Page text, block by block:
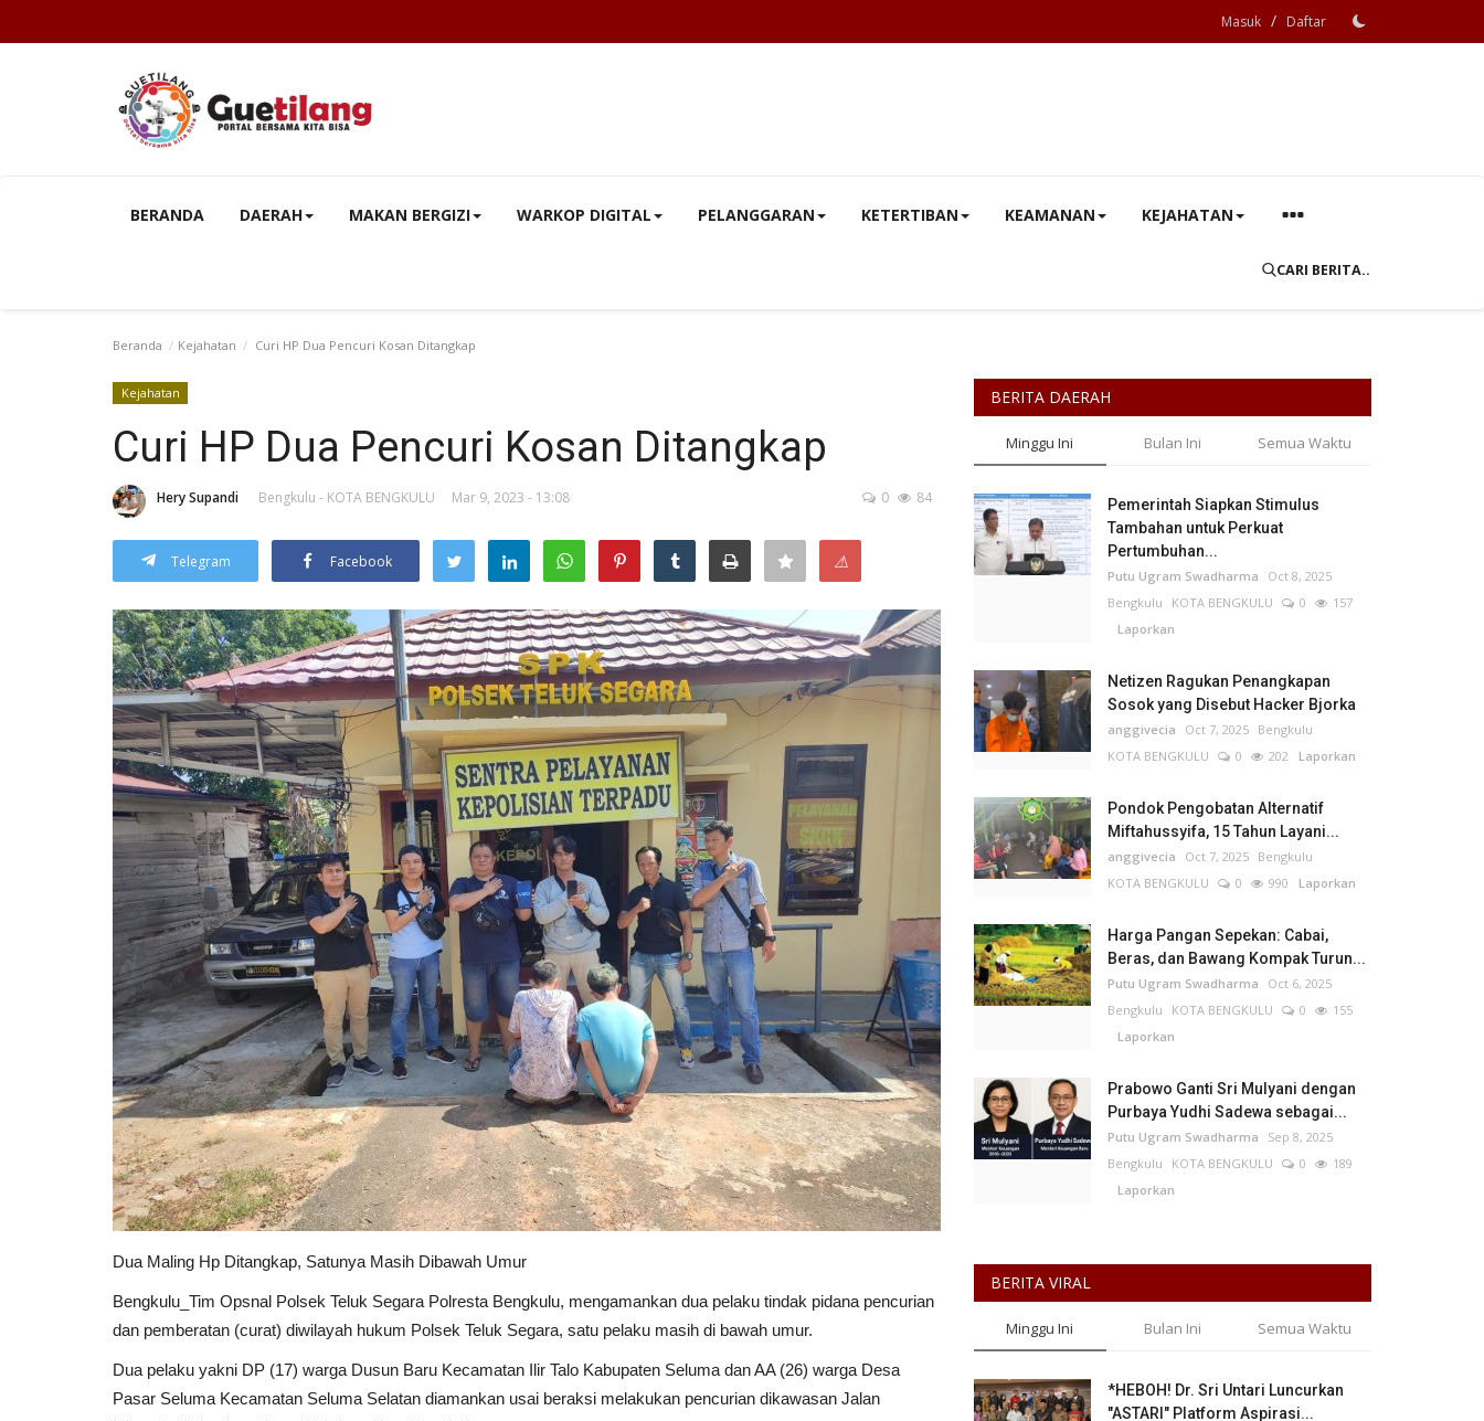
Masuk / Daftar
BERANDA DAERAH MAKAN BERGIZI WARKOP DIGITAL PELANGGARAN KETERTIBAN KEAMANAN KEJAHATAN
CARI BERITA..
Beranda Kejahatan Curi HP Dua Pencuri Kosan Ditangkap
Kejahatan
Curi HP Dua Pencuri Kosan Ditangkap
Hery Supandi Bengkulu - KOTA BENGKULU Mar 9, 2023 - 13:08 0 84
Telegram Facebook ⚠
Dua Maling Hp Ditangkap, Satunya Masih Dibawah Umur
Bengkulu_Tim Opsnal Polsek Teluk Segara Polresta Bengkulu, mengamankan dua pelaku tindak pidana pencurian
dan pemberatan (curat) diwilayah hukum Polsek Teluk Segara, satu pelaku masih di bawah umur.
Dua pelaku yakni DP (17) warga Dusun Baru Kecamatan Ilir Talo Kabupaten Seluma dan AA (26) warga Desa
Pasar Seluma Kecamatan Seluma Selatan diamankan usai beraksi melakukan pencurian dikawasan Jalan
BERITA DAERAH
Minggu Ini Bulan Ini Semua Waktu
Pemerintah Siapkan Stimulus
Tambahan untuk Perkuat
Pertumbuhan...
Putu Ugram Swadharma
Oct 8, 2025
Bengkulu
KOTA BENGKULU 0
157
Laporkan
Netizen Ragukan Penangkapan
Sosok yang Disebut Hacker Bjorka
anggivecia Oct 7, 2025 Bengkulu
KOTA BENGKULU
0 202 Laporkan
Pondok Pengobatan Alternatif
Miftahussyifa, 15 Tahun Layani...
anggivecia Oct 7, 2025 Bengkulu
KOTA BENGKULU
0 990 Laporkan
Harga Pangan Sepekan: Cabai,
Beras, dan Bawang Kompak Turun...
Putu Ugram Swadharma
Oct 6, 2025
Bengkulu
KOTA BENGKULU 0
155
Laporkan
Prabowo Ganti Sri Mulyani dengan
Purbaya Yudhi Sadewa sebagai...
Putu Ugram Swadharma
Sep 8, 2025
Bengkulu
KOTA BENGKULU 0
189
Laporkan
BERITA VIRAL
Minggu Ini Bulan Ini Semua Waktu
*HEBOH! Dr. Sri Untari Luncurkan
"ASTARI" Platform Aspirasi...